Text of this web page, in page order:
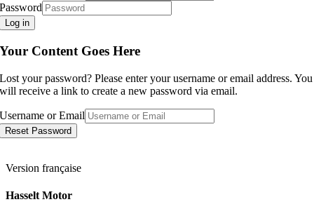
Password
Log in
Your Content Goes Here
Lost your password? Please enter your username or email address. You
will receive a link to create a new password via email.
Username or Email
Reset Password
Version française
Hasselt Motor